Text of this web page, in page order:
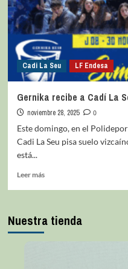
Cadi La Seu LF Endesa
Gernika recibe a Cadí La
noviembre 28, 2025
0
Este domingo, en el
Cadi La Seu pisa suelo
está...
Leer más
Nuestra tienda